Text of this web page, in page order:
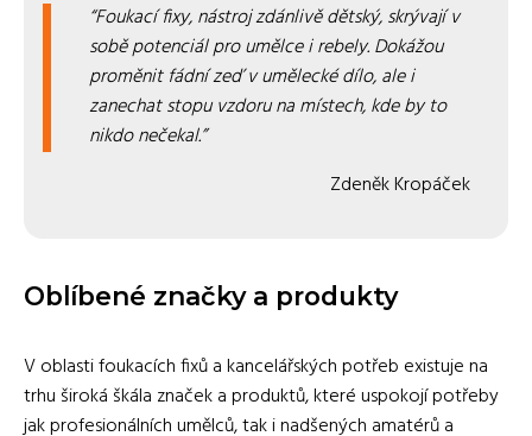
Foukací fixy, nástroj zdánlivě dětský, skrývají v
sobě potenciál pro umělce i rebely. Dokážou
proměnit fádní zeď v umělecké dílo, ale i
zanechat stopu vzdoru na místech, kde by to
nikdo nečekal.
Zdeněk Kropáček
Oblíbené značky a produkty
V oblasti foukacích fixů a kancelářských potřeb existuje na
trhu široká škála značek a produktů, které uspokojí potřeby
jak profesionálních umělců, tak i nadšených amatérů a